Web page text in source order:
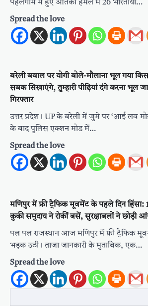
पहलगाम में हुए आतंकी हमले में 26 भारतीयों…
Spread the love
बरेली बवाल पर योगी बोले-मौलाना भूल गया
सबक सिखाएंगे, तुम्हारी पीढ़ियां दंगे करना भूल
गिरफ्तार
उत्तर प्रदेश। UP के बरेली में जुमे पर ‘आई लव
के बाद पुलिस एक्शन मोड में…
Spread the love
मणिपुर में फ्री ट्रैफिक मूवमेंट के पहले दिन हिंसा:
कुकी समुदाय ने रोकीं बसें, सुरक्षाबलों ने छोड़ी
पल पल राजस्थान आज मणिपुर में फ्री ट्रैफिक
भड़क उठी। ताजा जानकारी के मुताबिक, एक…
Spread the love